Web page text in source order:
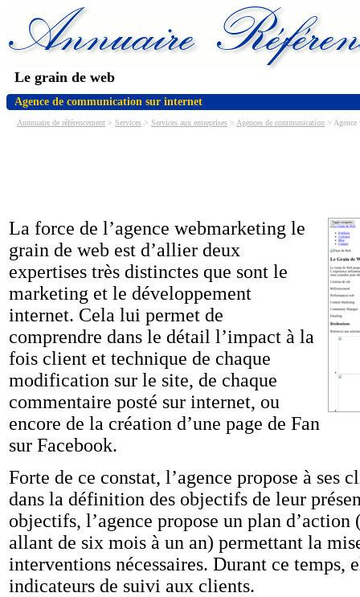
Le grain de web
Agence de communication sur internet
Annnuaire de référencement > Services > Services aux entreprises > Agences de communication >
La force de l’agence webmarketing le
grain de web est d’allier deux
expertises très distinctes que sont le
marketing et le développement
internet. Cela lui permet de
comprendre dans le détail l’impact à la
fois client et technique de chaque
modification sur le site, de chaque
commentaire posté sur internet, ou
encore de la création d’une page de Fan
sur Facebook.
Forte de ce constat, l’agence propose à ses
dans la définition des objectifs de leur
objectifs, l’agence propose un plan d’action
allant de six mois à un an) permettant la
interventions nécessaires. Durant ce temps,
indicateurs de suivi aux clients.